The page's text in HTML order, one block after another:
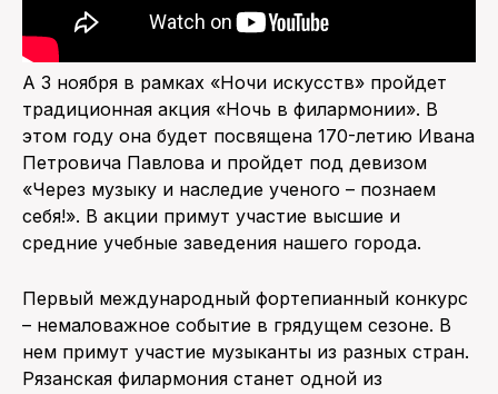
А 3 ноября в рамках «Ночи искусств» пройдет
традиционная акция «Ночь в филармонии». В
этом году она будет посвящена 170-летию Ивана
Петровича Павлова и пройдет под девизом
«Через музыку и наследие ученого – познаем
себя!». В акции примут участие высшие и
средние учебные заведения нашего города.
Первый международный фортепианный конкурс
– немаловажное событие в грядущем сезоне. В
нем примут участие музыканты из разных стран.
Рязанская филармония станет одной из